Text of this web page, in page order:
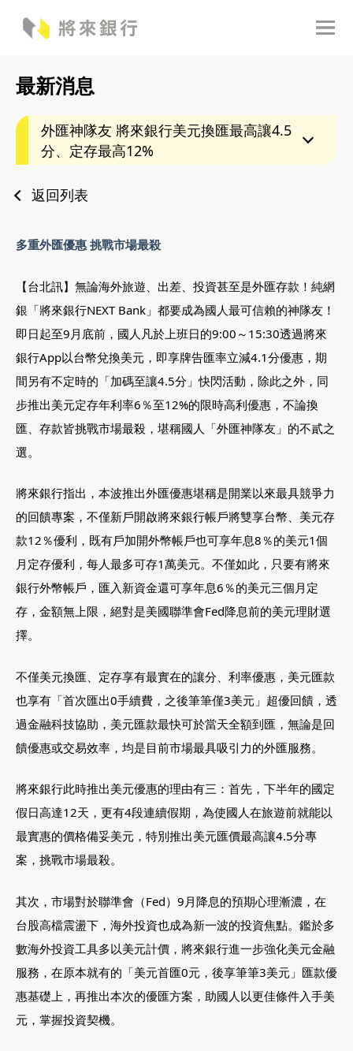
最新消息
外匯神隊友 將來銀行美元換匯最高讓4.5
分、定存最高12%
返回列表
多重外匯優惠 挑戰市場最殺
【台北訊】無論海外旅遊、出差、投資甚至是外匯存款！純網
銀「將來銀行NEXT Bank」都要成為國人最可信賴的神隊友！
即日起至9月底前，國人凡於上班日的9:00～15:30透過將來
銀行App以台幣兌換美元，即享牌告匯率立減4.1分優惠，期
間另有不定時的「加碼至讓4.5分」快閃活動，除此之外，同
步推出美元定存年利率6％至12%的限時高利優惠，不論換
匯、存款皆挑戰市場最殺，堪稱國人「外匯神隊友」的不貳之
選。
將來銀行指出，本波推出外匯優惠堪稱是開業以來最具競爭力
的回饋專案，不僅新戶開啟將來銀行帳戶將雙享台幣、美元存
款12％優利，既有戶加開外幣帳戶也可享年息8％的美元1個
月定存優利，每人最多可存1萬美元。不僅如此，只要有將來
銀行外幣帳戶，匯入新資金還可享年息6％的美元三個月定
存，金額無上限，絕對是美國聯準會Fed降息前的美元理財選
擇。
不僅美元換匯、定存享有最實在的讓分、利率優惠，美元匯款
也享有「首次匯出0手續費，之後筆筆僅3美元」超優回饋，透
過金融科技協助，美元匯款最快可於當天全額到匯，無論是回
饋優惠或交易效率，均是目前市場最具吸引力的外匯服務。
將來銀行此時推出美元優惠的理由有三：首先，下半年的國定
假日高達12天，更有4段連續假期，為使國人在旅遊前就能以
最實惠的價格備妥美元，特別推出美元匯價最高讓4.5分專
案，挑戰市場最殺。
其次，市場對於聯準會（Fed）9月降息的預期心理漸濃，在
台股高檔震盪下，海外投資也成為新一波的投資焦點。鑑於多
數海外投資工具多以美元計價，將來銀行進一步強化美元金融
服務，在原本就有的「美元首匯0元，後享筆筆3美元」匯款優
惠基礎上，再推出本次的優匯方案，助國人以更佳條件入手美
元，掌握投資契機。